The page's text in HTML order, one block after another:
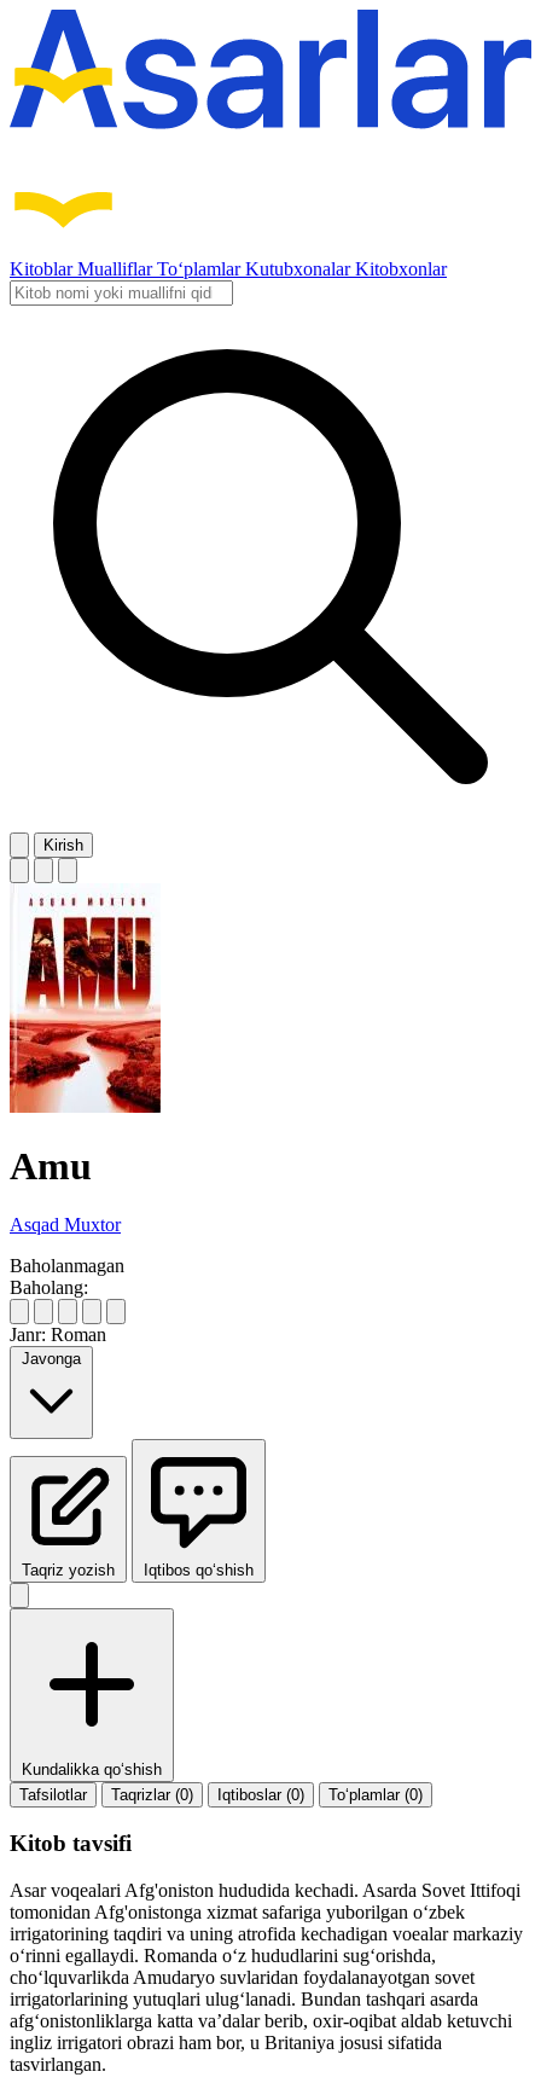
KitoblarMualliflarTo‘plamlarKutubxonalarKitobxonlar
Kirish
Amu
Asqad Muxtor
Baholanmagan
Baholang:
Janr: Roman
Javonga
Taqriz yozish Iqtibos qo‘shish
Kundalikka qo‘shish
Tafsilotlar
Taqrizlar (0) Iqtiboslar (0) To‘plamlar (0)
Kitob tavsifi
Asar voqealari Afg'oniston hududida kechadi. Asarda Sovet Ittifoqi
tomonidan Afg'onistonga xizmat safariga yuborilgan oʻzbek
irrigatorining taqdiri va uning atrofida kechadigan voealar markaziy
oʻrinni egallaydi. Romanda oʻz hududlarini sugʻorishda,
choʻlquvarlikda Amudaryo suvlaridan foydalanayotgan sovet
irrigatorlarining yutuqlari ulugʻlanadi. Bundan tashqari asarda
afgʻonistonliklarga katta vaʼdalar berib, oxir-oqibat aldab ketuvchi
ingliz irrigatori obrazi ham bor, u Britaniya josusi sifatida
tasvirlangan.